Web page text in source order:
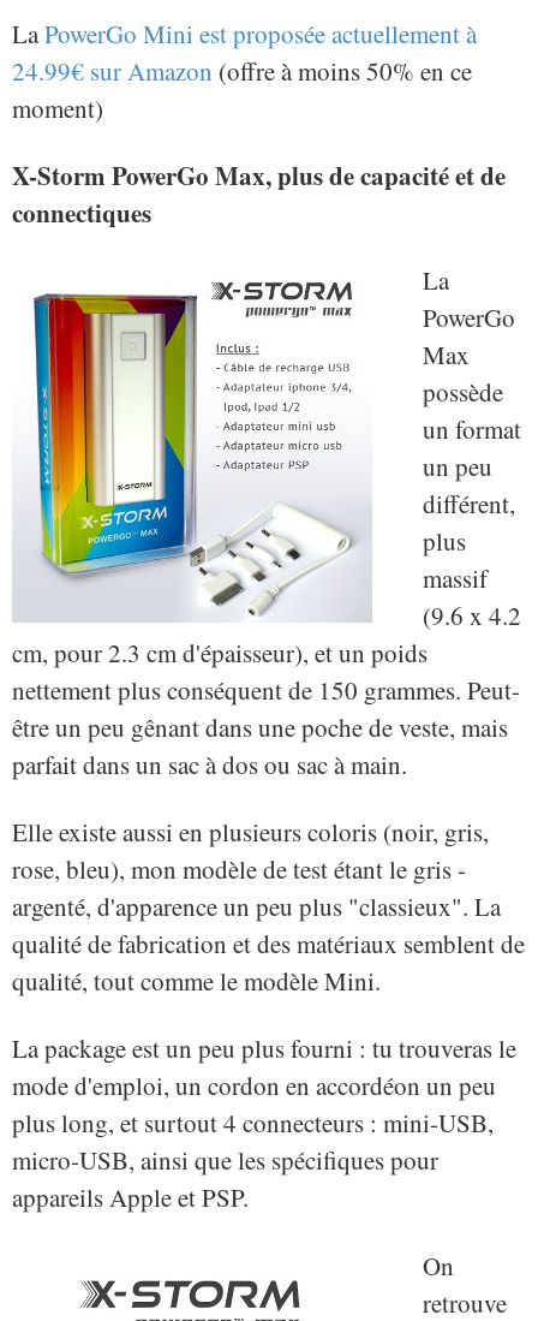
LaPowerGo Mini est proposée actuellement à
24.99€ sur Amazon (offre à moins 50% en ce
moment)
X-Storm PowerGo Max, plus de capacité et de
connectiques
La
PowerGo
Max
possède
un format
un peu
différent,
plus
massif
(9.6 x 4.2
cm, pour 2.3 cm d'épaisseur), et un poids
nettement plus conséquent de 150 grammes. Peut-
être un peu gênant dans une poche de veste, mais
parfait dans un sac à dos ou sac à main.
Elle existe aussi en plusieurs coloris (noir, gris,
rose, bleu), mon modèle de test étant le gris -
argenté, d'apparence un peu plus "classieux". La
qualité de fabrication et des matériaux semblent de
qualité, tout comme le modèle Mini.
La package est un peu plus fourni : tu trouveras le
mode d'emploi, un cordon en accordéon un peu
plus long, et surtout 4 connecteurs : mini-USB,
micro-USB, ainsi que les spécifiques pour
appareils Apple et PSP.
On
retrouve